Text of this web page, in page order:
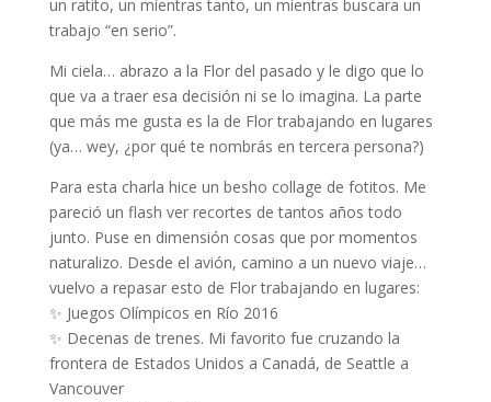
un ratito, un mientras tanto, un mientras buscara un
trabajo “en serio”.
Mi ciela… abrazo a la Flor del pasado y le digo que lo
que va a traer esa decisión ni se lo imagina. La parte
que más me gusta es la de Flor trabajando en lugares
(ya… wey, ¿por qué te nombrás en tercera persona?)
Para esta charla hice un besho collage de fotitos. Me
pareció un flash ver recortes de tantos años todo
junto. Puse en dimensión cosas que por momentos
naturalizo. Desde el avión, camino a un nuevo viaje…
vuelvo a repasar esto de Flor trabajando en lugares:
✨ Juegos Olímpicos en Río 2016
✨ Decenas de trenes. Mi favorito fue cruzando la
frontera de Estados Unidos a Canadá, de Seattle a
Vancouver